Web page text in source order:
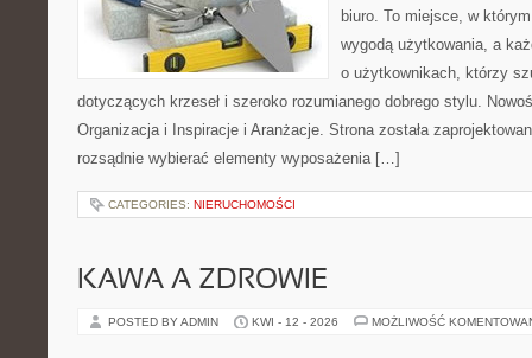
biuro. To miejsce, w
wygodą użytkowania, a
o użytkownikach, którzy
dotyczących krzeseł i szeroko rozumianego dobrego stylu.
Organizacja i Inspiracje i Aranżacje. Strona została
rozsądnie wybierać elementy wyposażenia […]
CATEGORIES: NIERUCHOMOŚCI
KAWA A ZDROWIE
POSTED BY ADMIN KWI - 12 - 2026 MOŻLIWOŚĆ